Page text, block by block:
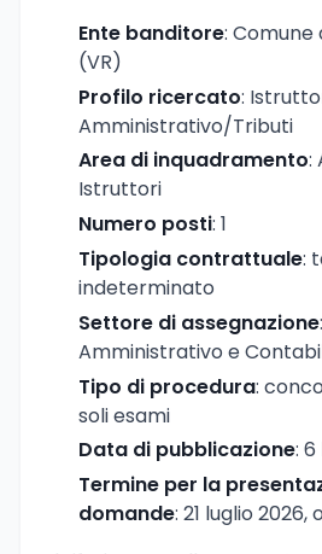
Ente banditore: Comune
(VR)
Profilo ricercato:
Amministrativo/Tributi
Area di inquadramento:
Istruttori
Numero posti: 1
Tipologia contrattuale:
indeterminato
Settore di assegnazione
Amministrativo e
Tipo di procedura:
soli esami
Data di pubblicazione:
Termine per la
domande: 21 luglio 2026,